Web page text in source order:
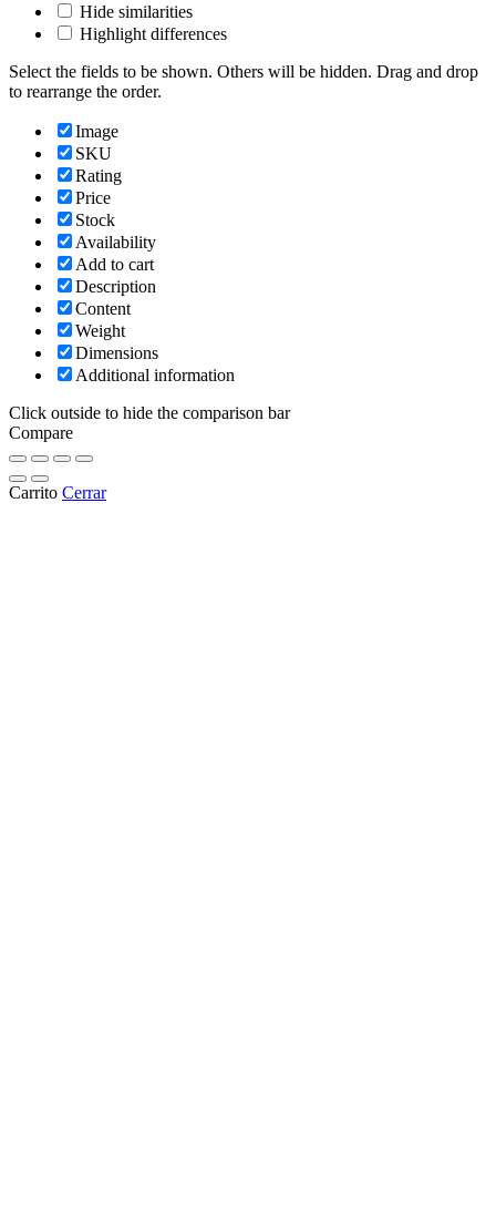
Hide similarities
Highlight differences
Select the fields to be shown. Others will be hidden. Drag and drop
to rearrange the order.
Image
SKU
Rating
Price
Stock
Availability
Add to cart
Description
Content
Weight
Dimensions
Additional information
Click outside to hide the comparison bar
Compare
Carrito Cerrar